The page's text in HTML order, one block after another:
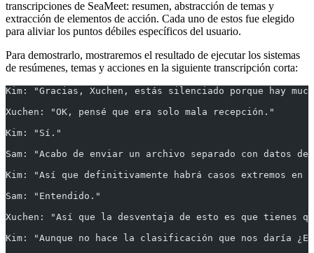
transcripciones de SeaMeet: resumen, abstracción de temas y
extracción de elementos de acción. Cada uno de estos fue elegido
para aliviar los puntos débiles específicos del usuario.
Para demostrarlo, mostraremos el resultado de ejecutar los sistemas
de resúmenes, temas y acciones en la siguiente transcripción corta:
Kim: "Gracias, Xuchen, estás silenciado porque hay
Xuchen: "OK, pensé que era solo mala recepción."
Kim: "Sí."
Sam: "Acabo de enviar un archivo separado con datos
Kim: "Así que definitivamente habrá casos extremos
Sam: "Entendido."
Xuchen: "Así que la desventaja de esto es que tienes
Kim: "Aunque no hace la clasificación que nos daría